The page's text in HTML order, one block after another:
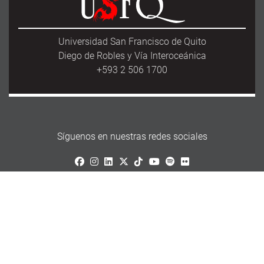
Universidad San Francisco de Quito
Diego de Robles y Vía Interoceánica
+593 2 506 1700
Síguenos en nuestras redes sociales